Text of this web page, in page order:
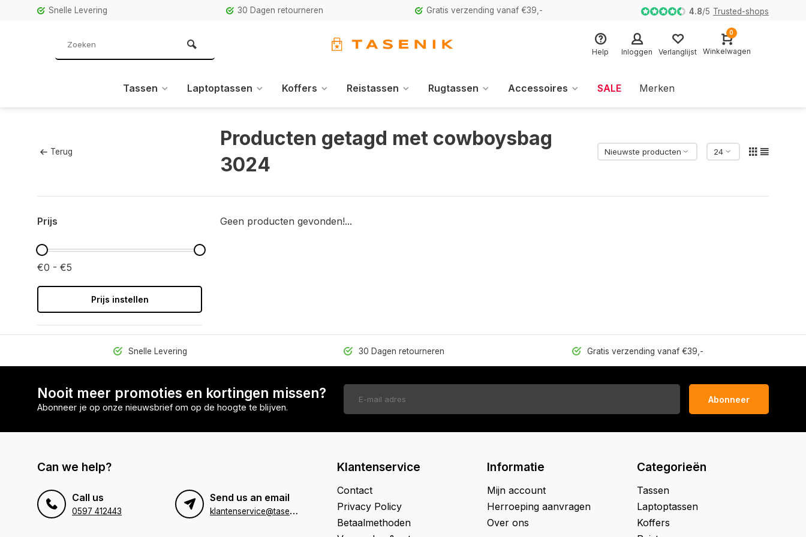
Snelle Levering 30 Dagen retourneren Gratis verzending vanaf €39,- 4.8/5 Trusted-shops
Help Inloggen Verlanglijst
0
Winkelwagen
Tassen Laptoptassen Koffers Reistassen Rugtassen Accessoires SALE Merken
Terug
Producten getagd met cowboysbag
3024
Prijs
€0 - €5
Prijs instellen
Geen producten gevonden!...
Snelle Levering 30 Dagen retourneren Gratis verzending vanaf €39,-
Nooit meer promoties en kortingen missen?
Abonneer je op onze nieuwsbrief om op de hoogte te blijven.
Abonneer
Can we help?
Call us
0597 412443
Send us an email
k
lantenservice@tasenik.nl
Klantenservice
Contact
Privacy Policy
Betaalmethoden
Informatie
Mijn account
Herroeping aanvragen
Over ons
Categorieën
Tassen
Laptoptassen
Koffers